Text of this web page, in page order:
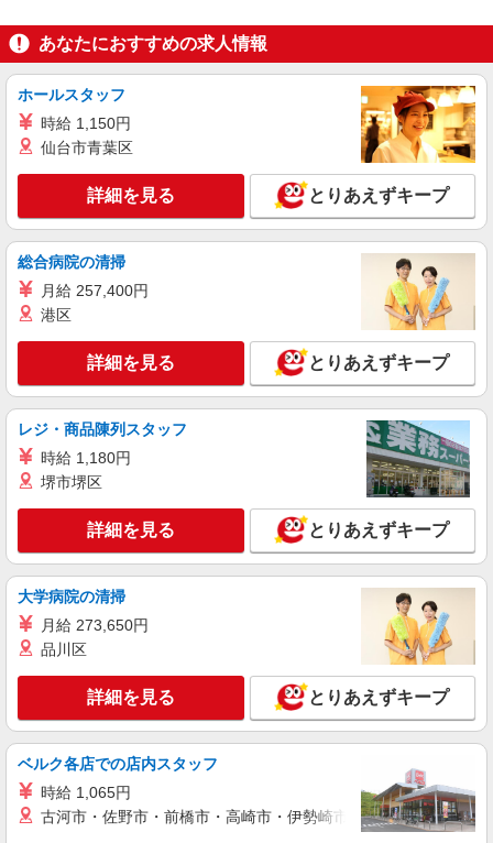
株式会社綜合キャリアオプション（1314VJ0805G49★79-S-T2）
自動車のエンジンづくり/日払いOK
時給1,600円〜2,000円 ※経験・能力による
※時間外・深夜手当含む 【月収例】37万8000円(8
時間×22日+残業・深夜手当) 交通費：既定支給
キープ 詳細を見る
派遣社員
株式会社テクノ・サービス/お仕事No/0885521
機械オペレーターなど
時給1600円 月収例：256000円以上（残業・休
日出勤手当て等が含まれています） 交通費全額支
給 愛知県名古屋市熱田区 ＊車通勤OK
キープ 詳細を見る
派遣社員
株式会社グロップ 名古屋オフィス
ネジを組付ける作業／2交替／土日休み／重量
物なし
時給1,600円〜2,000円＋交通費全額支給 ※交
通費支給規定あり ※残業手当：実働8時間以上、
25％の割増による支給 ※夜勤手当：22時〜翌5時
は、時給2,000円 ※給与の希望日払い制度あり ■
月収例■ 時給1,600円×8時間×20日＋深夜手当（60
時間）＋残業代（30時間）⇒318,400円＋交通費
雇入れ直後：愛知県名古屋市熱田区 変更の範
キープ 詳細を見る
派遣社員
株式会社テクノ・サービス/お仕事No/0910376
部品の検査
時給1500円 月収例：240000円以上（残業・休
日出勤手当て等が含まれています） 交通費全額支
あなたにおすすめの求人情報
ホールスタッフ
時給 1,150円
仙台市青葉区
詳細を見る とりあえずキープ
総合病院の清掃
月給 257,400円
港区
詳細を見る とりあえずキープ
レジ・商品陳列スタッフ
時給 1,180円
堺市堺区
詳細を見る とりあえずキープ
大学病院の清掃
月給 273,650円
品川区
詳細を見る とりあえずキープ
ベルク各店での店内スタッフ
時給 1,065円
古河市・佐野市・前橋市・高崎市・伊勢崎市・太田市・館林市